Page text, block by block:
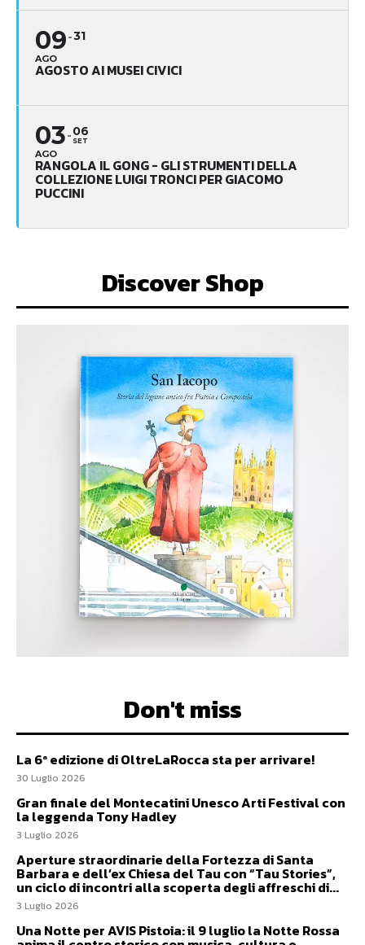
09
AGO
31
AGOSTO AI MUSEI CIVICI
03
AGO
06
SET
RANGOLA IL GONG - GLI STRUMENTI DELLA
COLLEZIONE LUIGI TRONCI PER GIACOMO
PUCCINI
Discover Shop
Don't miss
La 6ª edizione di OltreLaRocca sta per arrivare!
30 Luglio 2026
Gran finale del Montecatini Unesco Arti Festival con
la leggenda Tony Hadley
3 Luglio 2026
Aperture straordinarie della Fortezza di Santa
Barbara e dell’ex Chiesa del Tau con “Tau Stories”,
un ciclo di incontri alla scoperta degli affreschi di...
3 Luglio 2026
Una Notte per AVIS Pistoia: il 9 luglio la Notte Rossa